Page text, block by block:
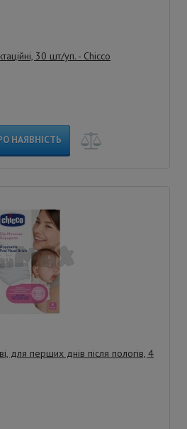
30 шт/уп. - Chicco
НАЯВНІСТЬ
для перших днів після пологів, 4